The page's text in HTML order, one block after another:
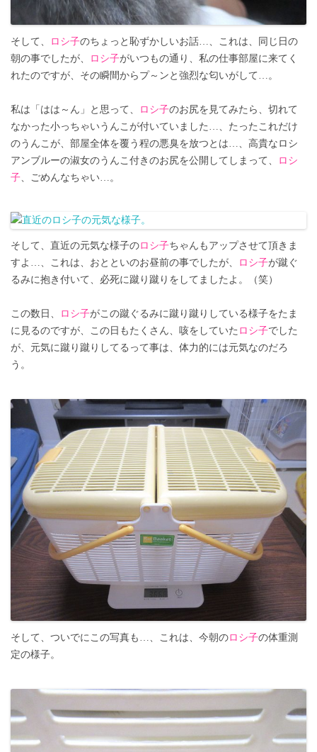
そして、 ロシ子のちょっと恥ずかしいお話…、これは、同じ日の
朝の事でしたが、
ロシ子がいつもの通り、私の仕事部屋に来てく
れたのですが、その瞬間からプ～ンと強烈な匂いがして…。
私は「はは～ん」と思って、 ロシ子のお尻を見てみたら、切れて
なかった小っちゃいうんこが付いていました…、たったこれだけ
のうんこが、部屋全体を覆う程の悪臭を放つとは…、高貴なロシ
アンブルーの淑女のうんこ付きのお尻を公開してしまって、
ロシ
子 、ごめんなちゃい…。
そして、直近の元気な様子のロシ子ちゃんもアップさせて頂きま
すよ…、これは、おとといのお昼前の事でしたが、
ロシ子が蹴ぐ
るみに抱き付いて、必死に蹴り蹴りをしてましたよ。（笑）
この数日、 ロシ子がこの蹴ぐるみに蹴り蹴りしている様子をたま
に見るのですが、この日もたくさん、咳をしていた ロシ子でした
が、元気に蹴り蹴りしてるって事は、体力的には元気なのだろ
う。
そして、ついでにこの写真も…、これは、今朝のロシ子の体重測
定の様子。